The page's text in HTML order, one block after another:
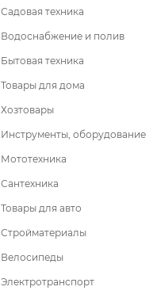
Садовая техника
Водоснабжение и полив
Бытовая техника
Товары для дома
Хозтовары
Инструменты, оборудование
Мототехника
Сантехника
Товары для авто
Стройматериалы
Велосипеды
Электротранспорт